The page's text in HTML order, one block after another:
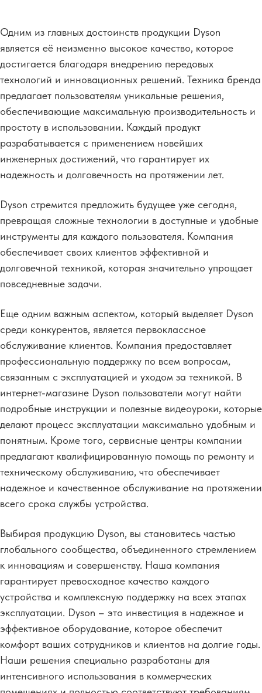
Одним из главных достоинств продукции Dyson
является её неизменно высокое качество, которое
достигается благодаря внедрению передовых
технологий и инновационных решений. Техника бренда
предлагает пользователям уникальные решения,
обеспечивающие максимальную производительность и
простоту в использовании. Каждый продукт
разрабатывается с применением новейших
инженерных достижений, что гарантирует их
надежность и долговечность на протяжении лет.
Dyson стремится предложить будущее уже сегодня,
превращая сложные технологии в доступные и удобные
инструменты для каждого пользователя. Компания
обеспечивает своих клиентов эффективной и
долговечной техникой, которая значительно упрощает
повседневные задачи.
Еще одним важным аспектом, который выделяет Dyson
среди конкурентов, является первоклассное
обслуживание клиентов. Компания предоставляет
профессиональную поддержку по всем вопросам,
связанным с эксплуатацией и уходом за техникой. В
интернет-магазине Dyson пользователи могут найти
подробные инструкции и полезные видеоуроки, которые
делают процесс эксплуатации максимально удобным и
понятным. Кроме того, сервисные центры компании
предлагают квалифицированную помощь по ремонту и
техническому обслуживанию, что обеспечивает
надежное и качественное обслуживание на протяжении
всего срока службы устройства.
Выбирая продукцию Dyson, вы становитесь частью
глобального сообщества, объединенного стремлением
к инновациям и совершенству. Наша компания
гарантирует превосходное качество каждого
устройства и комплексную поддержку на всех этапах
эксплуатации. Dyson – это инвестиция в надежное и
эффективное оборудование, которое обеспечит
комфорт ваших сотрудников и клиентов на долгие годы.
Наши решения специально разработаны для
интенсивного использования в коммерческих